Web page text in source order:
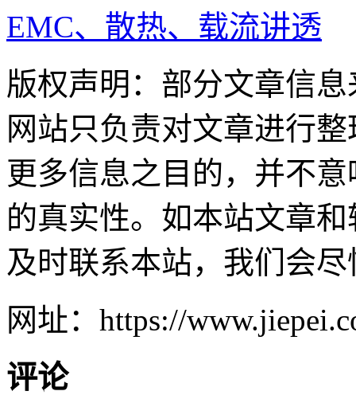
EMC、散热、载流讲透
版权声明：部分文章信
网站只负责对文章进行
更多信息之目的，并不
的真实性。如本站文章
及时联系本站，我们会
网址：https://
评论